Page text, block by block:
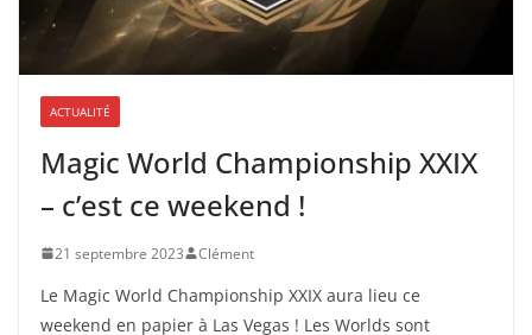
ACTUALITÉ
Magic World Championship XXIX
– c’est ce weekend !
21 septembre 2023 Clément
Le Magic World Championship XXIX aura lieu ce
weekend en papier à Las Vegas ! Les Worlds sont